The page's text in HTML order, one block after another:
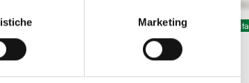
MarketingSpedizione gratuita
Edea
RITMO WHITE
Disponibile